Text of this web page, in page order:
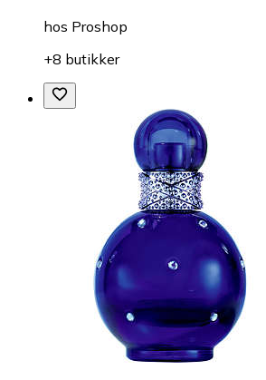
hos Proshop
+8 butikker